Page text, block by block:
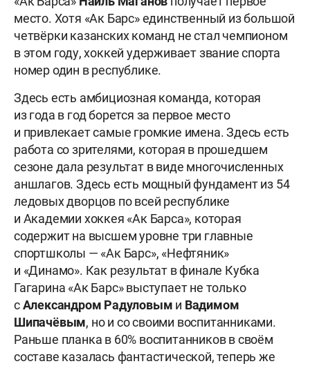
место. Хотя «Ак Барс» единственный из большой
четвёрки казанских команд не стал чемпионом
в этом году, хоккей удерживает звание спорта
номер один в республике.
Здесь есть амбициозная команда, которая
из года в год борется за первое место
и привлекает самые громкие имена. Здесь есть
работа со зрителями, которая в прошедшем
сезоне дала результат в виде многочисленных
аншлагов. Здесь есть мощный фундамент из 54
ледовых дворцов по всей республике
и Академии хоккея «Ак Барса», которая
содержит на высшем уровне три главные
спортшколы — «Ак Барс», «Нефтяник»
и «Динамо». Как результат в финале Кубка
Гагарина «Ак Барс» выступает не только
сАлександром Радуловым и Вадимом
Шипачёвым, но и со своими воспитанниками.
Раньше планка в 60% воспитанников в своём
составе казалась фантастической, теперь же